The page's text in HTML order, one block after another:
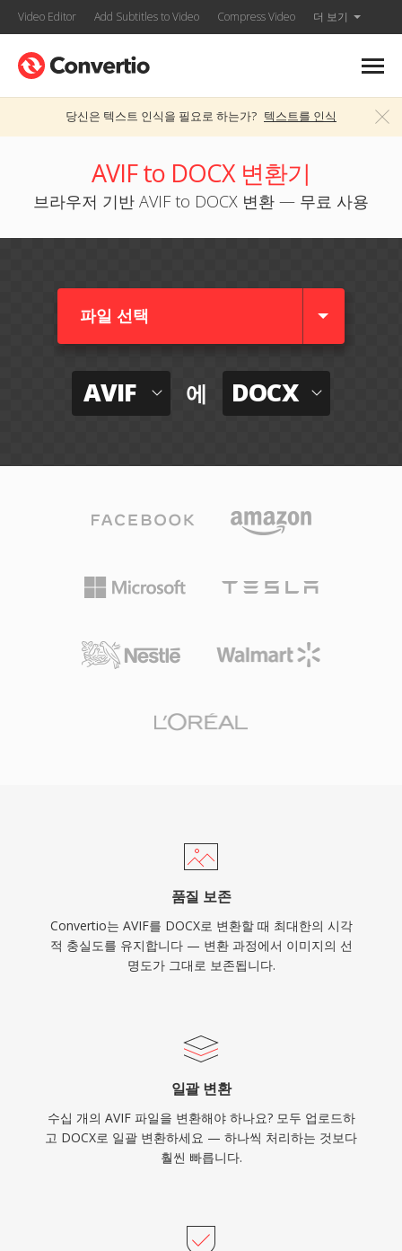
Video Editor Add Subtitles to Video Compress Video 더 보기
당신은 텍스트 인식을 필요로 하는가? 텍스트를 인식
AVIF to DOCX 변환기
브라우저 기반 AVIF to DOCX 변환 — 무료 사용
파일 선택
AVIF 에 DOCX
품질 보존
Convertio는 AVIF를 DOCX로 변환할 때 최대한의 시각
적 충실도를 유지합니다 — 변환 과정에서 이미지의 선
명도가 그대로 보존됩니다.
일괄 변환
수십 개의 AVIF 파일을 변환해야 하나요? 모두 업로드하
고 DOCX로 일괄 변환하세요 — 하나씩 처리하는 것보다
훨씬 빠릅니다.